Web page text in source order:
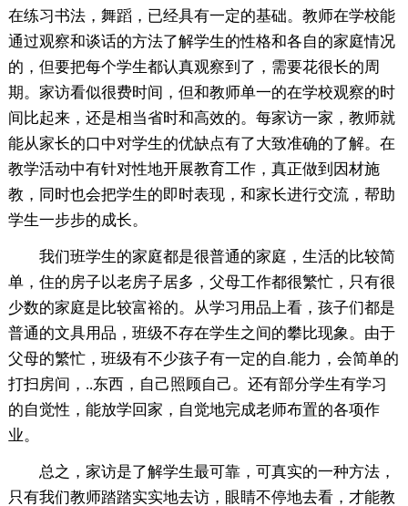
在练习书法，舞蹈，已经具有一定的基础。教师在学校能
通过观察和谈话的方法了解学生的性格和各自的家庭情况
的，但要把每个学生都认真观察到了，需要花很长的周
期。家访看似很费时间，但和教师单一的在学校观察的时
间比起来，还是相当省时和高效的。每家访一家，教师就
能从家长的口中对学生的优缺点有了大致准确的了解。在
教学活动中有针对性地开展教育工作，真正做到因材施
教，同时也会把学生的即时表现，和家长进行交流，帮助
学生一步步的成长。
我们班学生的家庭都是很普通的家庭，生活的比较简
单，住的房子以老房子居多，父母工作都很繁忙，只有很
少数的家庭是比较富裕的。从学习用品上看，孩子们都是
普通的文具用品，班级不存在学生之间的攀比现象。由于
父母的繁忙，班级有不少孩子有一定的自.能力，会简单的
打扫房间，..东西，自己照顾自己。还有部分学生有学习
的自觉性，能放学回家，自觉地完成老师布置的各项作
业。
总之，家访是了解学生最可靠，可真实的一种方法，
只有我们教师踏踏实实地去访，眼睛不停地去看，才能教